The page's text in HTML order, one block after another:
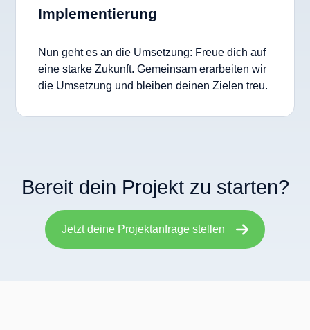
Implementierung
Nun geht es an die Umsetzung: Freue dich auf
eine starke Zukunft. Gemeinsam erarbeiten wir
die Umsetzung und bleiben deinen Zielen treu.
Bereit dein Projekt zu starten?
Jetzt deine Projektanfrage stellen